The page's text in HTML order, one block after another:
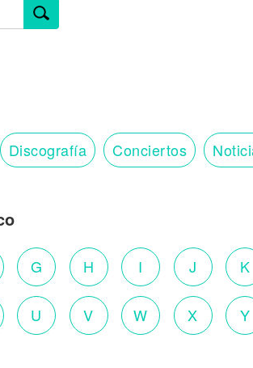
Discografía Conciertos
G H I J K
U V W X Y